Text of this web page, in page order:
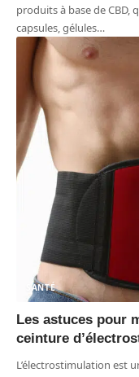
produits à base de CBD,
capsules, gélules…
SANTÉ
Les astuces pour
ceinture
L’électrostimulation est